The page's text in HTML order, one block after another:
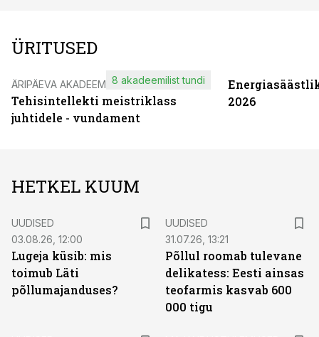
ÜRITUSED
ÄRIPÄEVA AKADEEMIA
Tehisintellekti meistriklass
juhtidele - vundament
8 akadeemilist tundi
2026
HETKEL KUUM
UUDISED
03.08.26, 12:00
Lugeja küsib: mis
toimub Läti
põllumajanduses?
UUDISED
31.07.26, 13:21
Põllul roomab tulevane
delikatess: Eesti ainsas
teofarmis kasvab 600
000 tigu